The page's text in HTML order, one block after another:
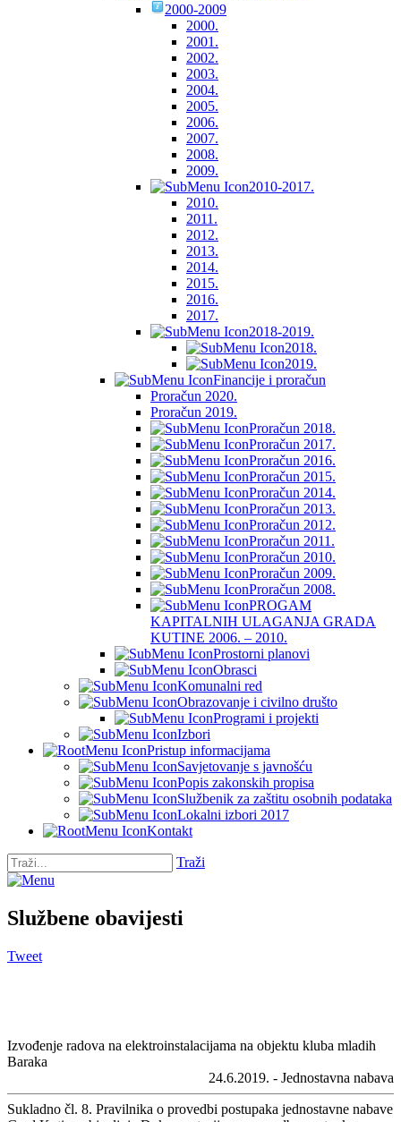
2000-2009
2000.
2001.
2002.
2003.
2004.
2005.
2006.
2007.
2008.
2009.
2010-2017.
2010.
2011.
2012.
2013.
2014.
2015.
2016.
2017.
2018-2019.
2018.
2019.
Financije i proračun
Proračun 2020.
Proračun 2019.
Proračun 2018.
Proračun 2017.
Proračun 2016.
Proračun 2015.
Proračun 2014.
Proračun 2013.
Proračun 2012.
Proračun 2011.
Proračun 2010.
Proračun 2009.
Proračun 2008.
PROGAM
KAPITALNIH ULAGANJA GRADA
KUTINE 2006. – 2010.
Prostorni planovi
Obrasci
Komunalni red
Obrazovanje i civilno društo
Programi i projekti
Izbori
Pristup informacijama
Savjetovanje s javnošću
Popis zakonskih propisa
Službenik za zaštitu osobnih podataka
Lokalni izbori 2017
Kontakt
Traži
Službene obavijesti
Tweet
Izvođenje radova na elektroinstalacijama na objektu kluba mladih
Baraka
24.6.2019. - Jednostavna nabava
Sukladno čl. 8. Pravilnika o provedbi postupaka jednostavne nabave